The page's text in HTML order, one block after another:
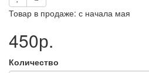
Товар в продаже: с начала мая
450р.
Количество